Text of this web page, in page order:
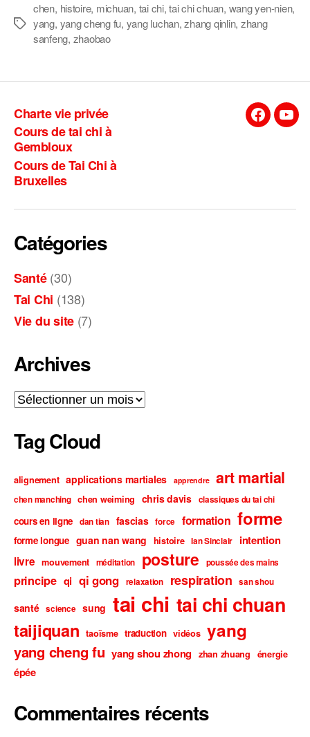
Étiquettes
chen, histoire, michuan, tai chi,tai chi chuan, wang yen-nien,
yang, yang cheng fu, yang luchan,zhang qinlin, zhang
sanfeng, zhaobao
Charte vie privée
Cours de tai chi à
Gembloux
Cours de Tai Chi à
Bruxelles
Facebook
Catégories
Santé(30)
Tai Chi (138)
Vie du site (7)
Archives
Archives
Tag Cloud
alignement applications martiales apprendre art martial
chen manching chen weiming chris davis classiques du tai chi
cours en ligne dan tian fascias force formation forme
forme longue guan nan wang histoire Ian Sinclair
intention
livre mouvement méditation posture poussée des mains
principe qi qi gong relaxation respiration san shou
santé science sung tai chi tai chi chuan
taijiquan taoïsme traduction vidéos yang
yang cheng fu yang shou zhong zhan zhuang énergie
épée
Commentaires récents